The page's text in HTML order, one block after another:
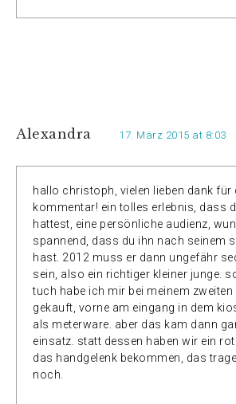
Alexandra 17. März 2015 at 8:03
hallo christoph, vielen lieben dank für
kommentar! ein tolles erlebnis, dass
hattest, eine persönliche audienz,
spannend, dass du ihn nach seinem
hast. 2012 muss er dann ungefähr
sein, also ein richtiger kleiner junge.
tuch habe ich mir bei meinem
gekauft, vorne am eingang in dem
als meterware. aber das kam dann
einsatz. statt dessen haben wir ein
das handgelenk bekommen, das
noch.